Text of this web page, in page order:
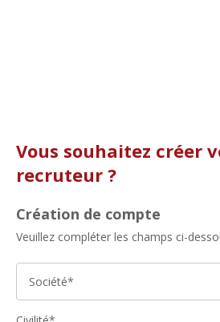
Vous souhaitez créer
recruteur ?
Création de compte
Veuillez compléter les champs ci-